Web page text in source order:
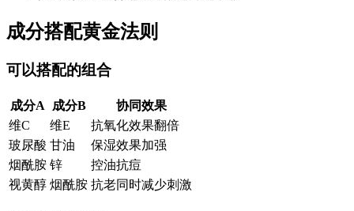
成分搭配黄金法则
可以搭配的组合
成分A 成分B
协同效果
维C
维E
抗氧化效果翻倍
玻尿酸 甘油
保湿效果加强
烟酰胺 锌
控油抗痘
视黄醇 烟酰胺 抗老同时减少刺激